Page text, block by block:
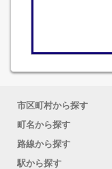
市区町村から探す
町名から探す
路線から探す
駅から探す